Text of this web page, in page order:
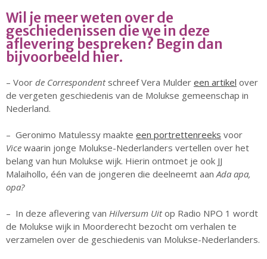
Contact
Contact
Bestelformulier
23 augustus: Lazy Queer
26 juli: Lazy Queer Sunday
Vrijwilliger: Medewerker
Financiële Administratie
Wil je meer weten over de
geschiedenissen die we in deze
aflevering bespreken? Begin dan
bijvoorbeeld hier.
– Voor de Correspondentschreef Vera Mulder een artikel over
de vergeten geschiedenis van de Molukse gemeenschap in
Nederland.
– Geronimo Matulessy maakte een portrettenreeks voor
Vice waarin jonge Molukse-Nederlanders vertellen over het
belang van hun Molukse wijk. Hierin ontmoet je ook JJ
Malaihollo, één van de jongeren die deelneemt aanAda apa,
opa?
– In deze aflevering van Hilversum Uitop Radio NPO 1 wordt
de Molukse wijk in Moorderecht bezocht om verhalen te
verzamelen over de geschiedenis van Molukse-Nederlanders.